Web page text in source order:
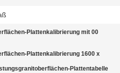
Plattenkalibrierung mit 00
Plattenkalibrierung 1600 x
Plattentabelle